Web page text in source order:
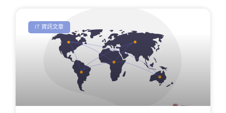
IT 資訊文章